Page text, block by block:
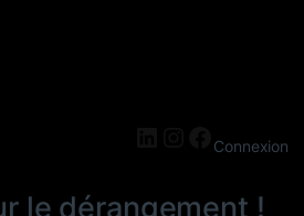
LinkedIn
Instagram
Connexion
le dérangement !